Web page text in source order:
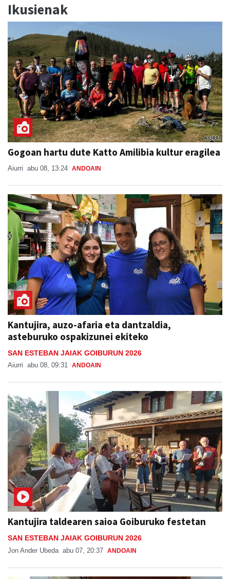
Ikusienak
Gogoan hartu dute Katto Amilibia kultur eragilea
Aiurri abu 08, 13:24 ANDOAIN
Kantujira, auzo-afaria eta dantzaldia,
asteburuko ospakizunei ekiteko
SAN ESTEBAN JAIAK GOIBURUN 2026
Aiurri abu 08, 09:31 ANDOAIN
Kantujira taldearen saioa Goiburuko festetan
SAN ESTEBAN JAIAK GOIBURUN 2026
Jon Ander Ubeda abu 07, 20:37 ANDOAIN